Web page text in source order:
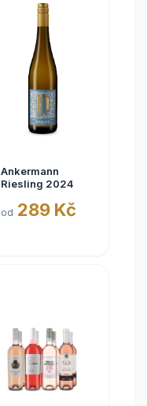
Ankermann
Riesling 2024
od 289 Kč